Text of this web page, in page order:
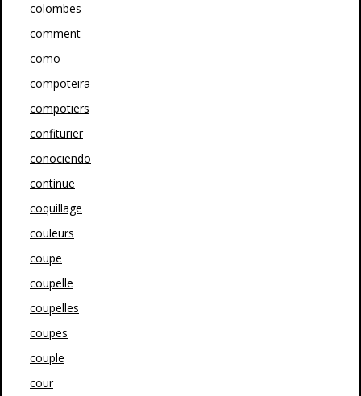
colombes
comment
como
compoteira
compotiers
confiturier
conociendo
continue
coquillage
couleurs
coupe
coupelle
coupelles
coupes
couple
cour